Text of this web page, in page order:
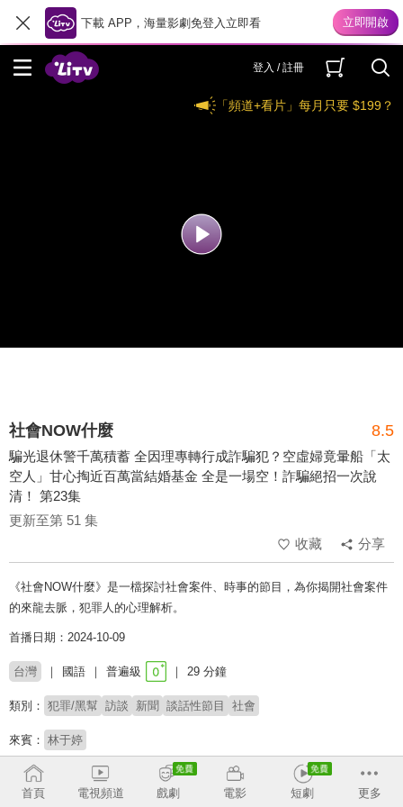
下載 APP，海量影劇免登入立即看
登入 / 註冊
「頻道+看片」每月只要 $199？
社會NOW什麼 8.5
騙光退休警千萬積蓄 全因理專轉行成詐騙犯？空虛婦竟暈船「太
空人」甘心掏近百萬當結婚基金 全是一場空！詐騙絕招一次說
清！ 第23集
更新至第 51 集
收藏
分享
《社會NOW什麼》是一檔探討社會案件、時事的節目，為你揭開社會案件
的來龍去脈，犯罪人的心理解析。
首播日期：2024-10-09
台灣 國語 普遍級 29 分鐘
類別： 犯罪/黑幫 訪談 新聞 談話性節目 社會
來賓： 林于婷
主持：
首頁 電視頻道 戲劇 電影 短劇 更多